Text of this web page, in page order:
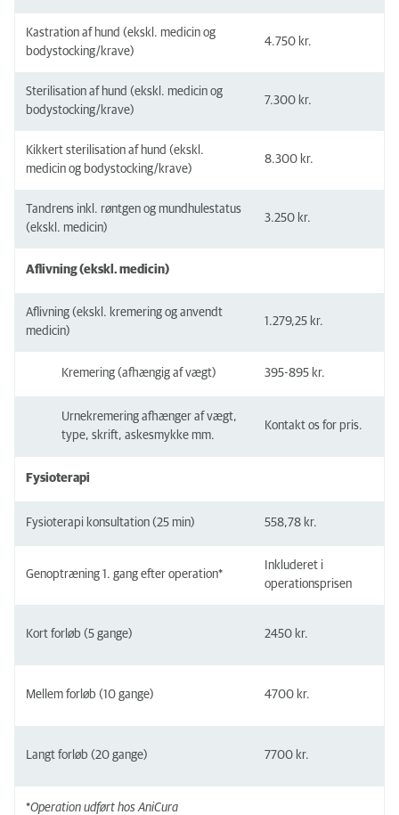
Kastration af hund (ekskl. medicin og
bodystocking/krave)
4.750 kr.
Sterilisation af hund (ekskl. medicin og
bodystocking/krave)
7.300 kr.
Kikkert sterilisation af hund (ekskl.
medicin og bodystocking/krave)
8.300 kr.
Tandrens inkl. røntgen og mundhulestatus
(ekskl. medicin)
3.250 kr.
Aflivning (ekskl. medicin)
Aflivning (ekskl. kremering og anvendt
medicin)
1.279,25 kr.
Kremering (afhængig af vægt) 395-895 kr.
Urnekremering afhænger af vægt,
type, skrift, askesmykke mm.
Kontakt os for pris.
Fysioterapi
Fysioterapi konsultation (25 min) 558,78 kr.
Genoptræning 1. gang efter operation*
Inkluderet i
operationsprisen
Kort forløb (5 gange) 2450 kr.
Mellem forløb (10 gange) 4700 kr.
Langt forløb (20 gange) 7700 kr.
*Operation udført hos AniCura